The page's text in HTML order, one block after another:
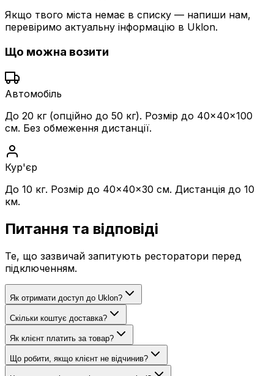
Якщо твого міста немає в списку — напиши нам,
перевіримо актуальну інформацію в Uklon.
Що можна возити
Автомобіль
До 20 кг (опційно до 50 кг). Розмір до 40×40×100
см. Без обмеження дистанції.
Кур'єр
До 10 кг. Розмір до 40×40×30 см. Дистанція до 10
км.
Питання та відповіді
Те, що зазвичай запитують ресторатори перед
підключенням.
Як отримати доступ до Uklon?
Скільки коштує доставка?
Як клієнт платить за товар?
Що робити, якщо клієнт не відчинив?